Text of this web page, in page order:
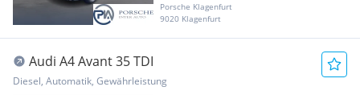
Porsche Klagenfurt
9020 Klagenfurt
Audi A4 Avant 35 TDI
Diesel, Automatik, Gewährleistung